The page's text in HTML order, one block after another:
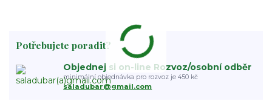
Potřebujete poradit?
Objednej si on-line Rozvoz/osobní odběr
minimální objednávka pro rozvoz je 450 kč
saladubar@gmail.com